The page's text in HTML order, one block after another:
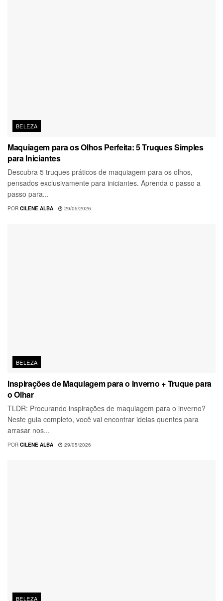
BELEZA
Maquiagem para os Olhos Perfeita: 5 Truques Simples
para Iniciantes
Descubra 5 truques práticos de maquiagem para os olhos,
pensados exclusivamente para iniciantes. Aprenda o passo a
passo para...
POR CILENE ALBA 29/05/2026
BELEZA
Inspirações de Maquiagem para o Inverno + Truque para
o Olhar
TLDR: Procurando inspirações de maquiagem para o inverno?
Neste guia completo, você vai encontrar ideias quentes para
arrasar nos...
POR CILENE ALBA 29/05/2026
BELEZA